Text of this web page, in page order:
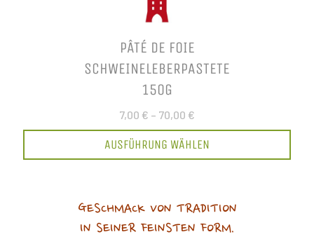
PÂTÉ DE FOIE
SCHWEINELEBERPASTETE
150G
7,00 € – 70,00 €
AUSFÜHRUNG WÄHLEN
GESCHMACK VON TRADITION
IN SEINER FEINSTEN FORM.